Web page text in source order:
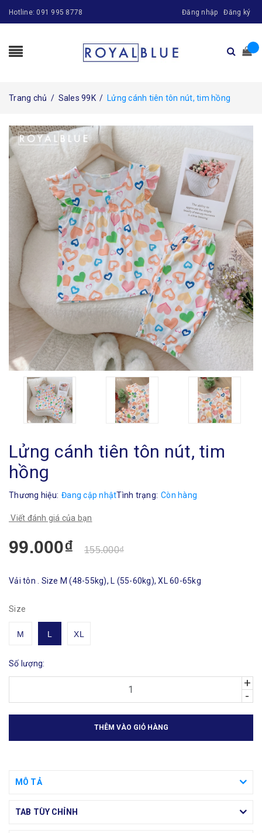
Hotline: 091 995 8778 Đăng nhập Đăng ký
Trang chủ / Sales 99K / Lửng cánh tiên tôn nút, tim hồng
Lửng cánh tiên tôn nút, tim
hồng
Thương hiệu: Đang cập nhậtTình trạng: Còn hàng
Viết đánh giá của bạn
99.000₫ 155.000₫
Vải tôn . Size M (48-55kg), L (55-60kg), XL 60-65kg
Size
M L XL
Số lượng:
+
-
THÊM VÀO GIỎ HÀNG
MÔ TẢ
TAB TÙY CHỈNH